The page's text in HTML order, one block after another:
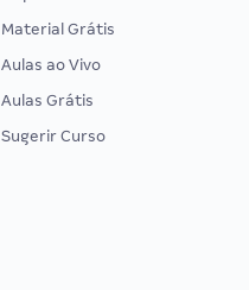
Material Grátis
Aulas ao Vivo
Aulas Grátis
Sugerir Curso